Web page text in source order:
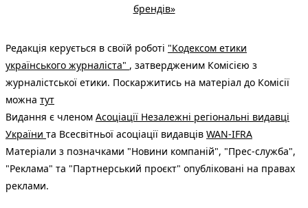
брендів»
Редакція керується в своїй роботі "Кодексом етики
українського журналіста" , затвердженим Комісією з
журналістської етики. Поскаржитись на матеріал до Комісії
можна тут
Видання є членом Асоціації Незалежні регіональні видавці
України та Всесвітньої асоціації видавців WAN-IFRA
Матеріали з позначками "Новини компаній", "Прес-служба",
"Реклама" та "Партнерський проєкт" опубліковані на правах
реклами.